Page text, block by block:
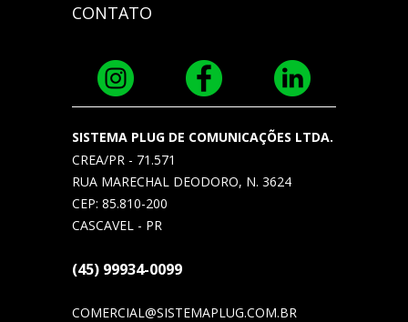
CONTATO
SISTEMA PLUG DE COMUNICAÇÕES LTDA.
CREA/PR - 71.571
RUA MARECHAL DEODORO, N. 3624
CEP: 85.810-200
CASCAVEL - PR
(45) 99934-0099
COMERCIAL@SISTEMAPLUG.COM.BR